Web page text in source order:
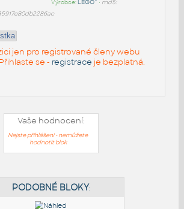
Výrobce: LEGO^ • md5:
jen pro registrované členy webu
se - registrace je bezplatná.
Vaše hodnocení:
Nejste přihlášeni - nemůžete
hodnotit blok